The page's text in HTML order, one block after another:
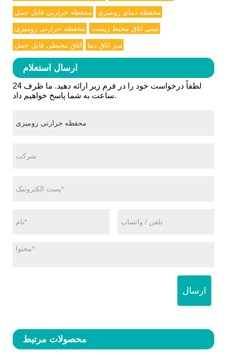
محفظه حرارتی قابل حمل محفظه دمای رومیزی
محفظه حرارتی رومیزی مینی اتاق محیط زیست
اتاق محیطی قابل حمل میز اتاق دما
ارسال استعلام
لطفاً درخواست خود را در فرم زیر ارائه دهید. ما ظرف 24
ساعت به شما پاسخ خواهیم داد.
ارسال
محصولات مرتبط